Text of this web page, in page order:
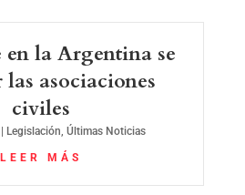
la Argentina se
las asociaciones
civiles
Legislación, Últimas Noticias
LEER MÁS